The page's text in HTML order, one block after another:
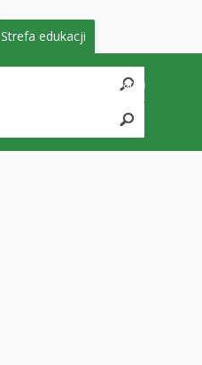
Strefa edukacji
Search